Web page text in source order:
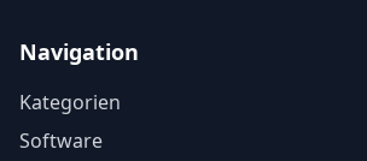
Navigation
Kategorien
Software